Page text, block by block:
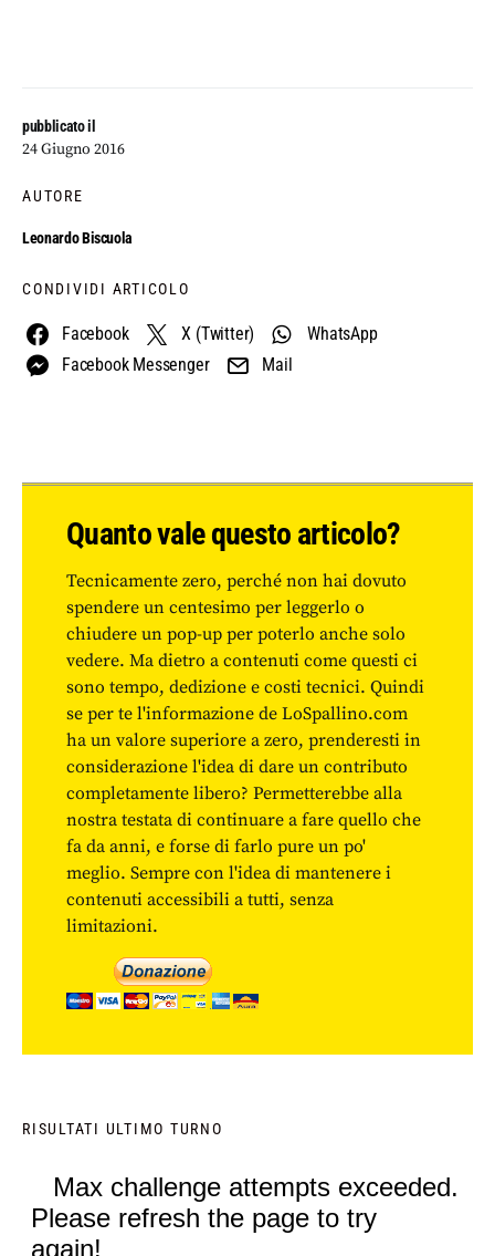
pubblicato il
24 Giugno 2016
AUTORE
Leonardo Biscuola
CONDIVIDI ARTICOLO
Facebook X (Twitter)
WhatsApp
Facebook Messenger
Mail
Quanto vale questo articolo?
Tecnicamente zero, perché non hai dovuto
spendere un centesimo per leggerlo o
chiudere un pop-up per poterlo anche solo
vedere. Ma dietro a contenuti come questi ci
sono tempo, dedizione e costi tecnici. Quindi
se per te l'informazione de LoSpallino.com
ha un valore superiore a zero, prenderesti in
considerazione l'idea di dare un contributo
completamente libero? Permetterebbe alla
nostra testata di continuare a fare quello che
fa da anni, e forse di farlo pure un po'
meglio. Sempre con l'idea di mantenere i
contenuti accessibili a tutti, senza
limitazioni.
RISULTATI ULTIMO TURNO